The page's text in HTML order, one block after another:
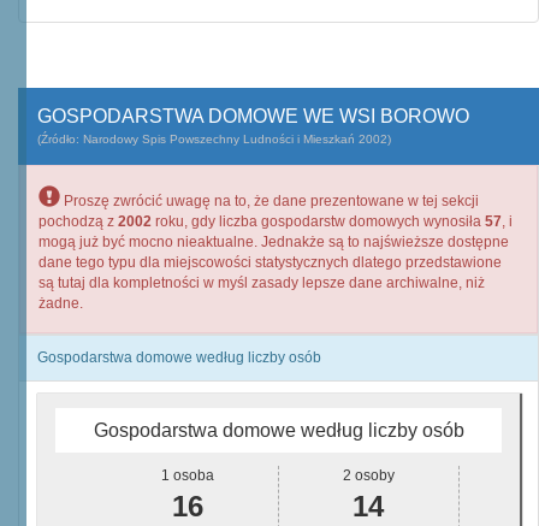
GOSPODARSTWA DOMOWE WE WSI BOROWO
(Źródło: Narodowy Spis Powszechny Ludności i Mieszkań 2002)
Proszę zwrócić uwagę na to, że dane prezentowane w tej sekcji
pochodzą z 2002 roku, gdy liczba gospodarstw domowych wynosiła 57, i
mogą już być mocno nieaktualne. Jednakże są to najświeższe dostępne
dane tego typu dla miejscowości statystycznych dlatego przedstawione
są tutaj dla kompletności w myśl zasady lepsze dane archiwalne, niż
żadne.
Gospodarstwa domowe według liczby osób
Gospodarstwa domowe według liczby osób
1 osoba
16
2 osoby
14